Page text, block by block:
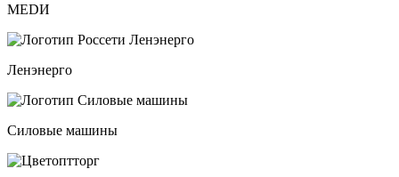
MEDИ
Ленэнерго
Силовые машины